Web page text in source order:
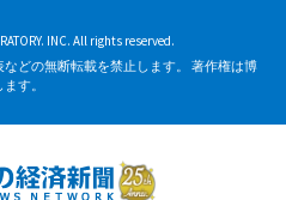
INC. All rights reserved.
どの無断転載を禁止します。 著作権は博
す。